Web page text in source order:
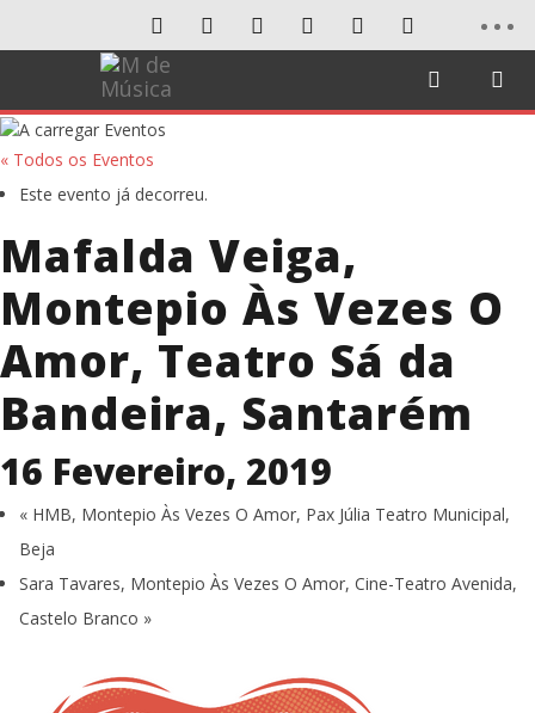
« Todos os Eventos
Este evento já decorreu.
Mafalda Veiga,
Montepio Às Vezes O
Amor, Teatro Sá da
Bandeira, Santarém
16 Fevereiro, 2019
« HMB, Montepio Às Vezes O Amor, Pax Júlia Teatro Municipal,
Beja
Sara Tavares, Montepio Às Vezes O Amor, Cine-Teatro Avenida,
Castelo Branco »